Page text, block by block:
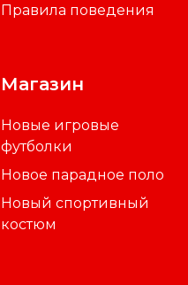
Правила поведения
Магазин
Новые игровые
футболки
Новое парадное поло
Новый спортивный
костюм